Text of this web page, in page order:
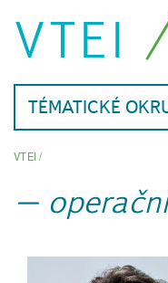
VTEI
TÉMATICKÉ
VTEI/